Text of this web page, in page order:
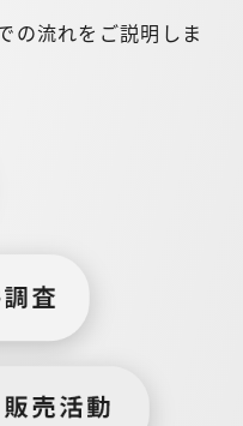
の流れをご説明しま